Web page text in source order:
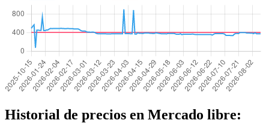
Historial de precios en Mercado libre: